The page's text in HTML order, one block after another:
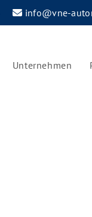
info@vne-
Unternehmen